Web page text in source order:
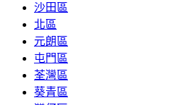
沙田區
北區
元朗區
屯門區
荃灣區
葵青區